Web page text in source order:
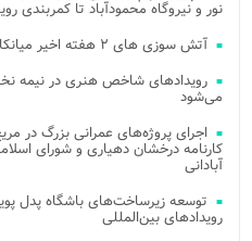
نور و نیروگاه محمودآباد تا کمربندی
آتش‌ سوزی‌ های ۲ هفته اخیر میانکاله عمدی بود
می‌شود
اجرای پروژه‌های عمرانی بزرگ در
کارنامه درخشان دهیاری و شورای
آبادانی
توسعه زیرساخت‌های باشگاه پدل
رویدادهای بین‌المللی